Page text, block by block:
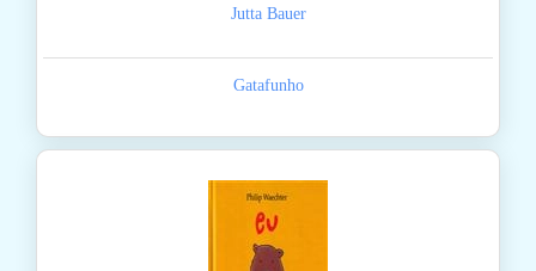
Jutta Bauer
Gatafunho